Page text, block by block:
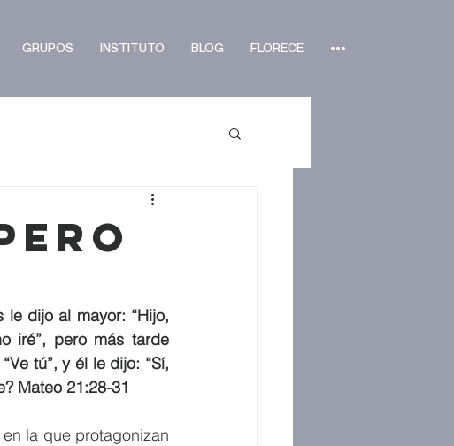
GRUPOS INSTITUTO BLOG FLORECE •••
dijo al mayor: “Hijo,
iré”, pero más tarde
tú”, y él le dijo: “Sí,
Mateo 21:28-31
la que protagonizan